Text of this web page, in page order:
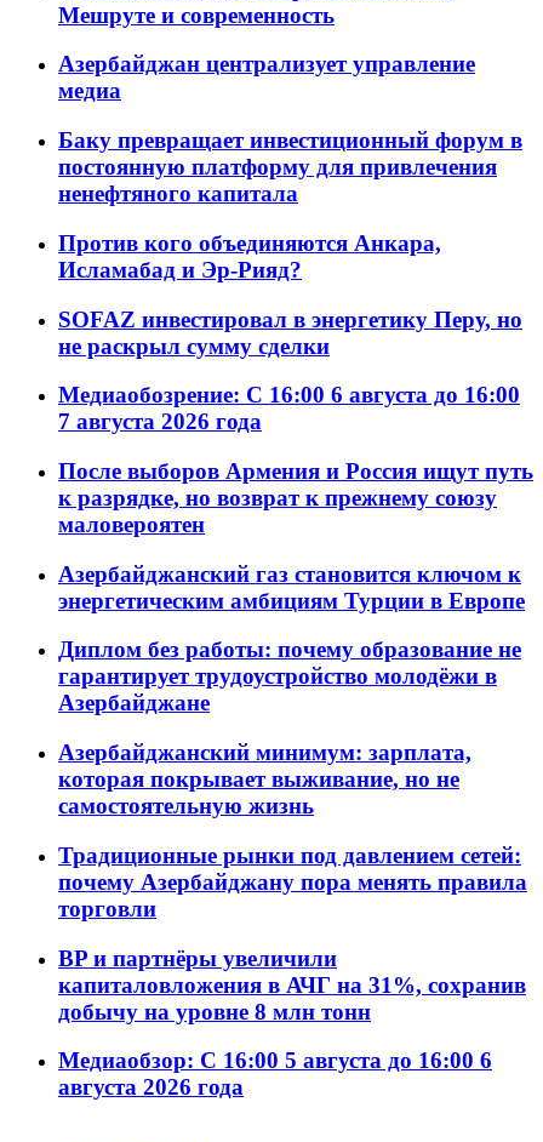
Мешруте и современность
Азербайджан централизует управление
медиа
Баку превращает инвестиционный форум в
постоянную платформу для привлечения
ненефтяного капитала
Против кого объединяются Анкара,
Исламабад и Эр-Рияд?
SOFAZ инвестировал в энергетику Перу, но
не раскрыл сумму сделки
Медиаобозрение: С 16:00 6 августа до 16:00
7 августа 2026 года
После выборов Армения и Россия ищут путь
к разрядке, но возврат к прежнему союзу
маловероятен
Азербайджанский газ становится ключом к
энергетическим амбициям Турции в Европе
Диплом без работы: почему образование не
гарантирует трудоустройство молодёжи в
Азербайджане
Азербайджанский минимум: зарплата,
которая покрывает выживание, но не
самостоятельную жизнь
Традиционные рынки под давлением сетей:
почему Азербайджану пора менять правила
торговли
BP и партнёры увеличили
капиталовложения в АЧГ на 31%, сохранив
добычу на уровне 8 млн тонн
Медиаобзор: С 16:00 5 августа до 16:00 6
августа 2026 года